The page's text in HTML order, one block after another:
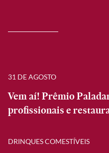
31 DE AGOSTO
Vem aí! Prêmio
profissionais e
DRINQUES COMESTÍVEIS